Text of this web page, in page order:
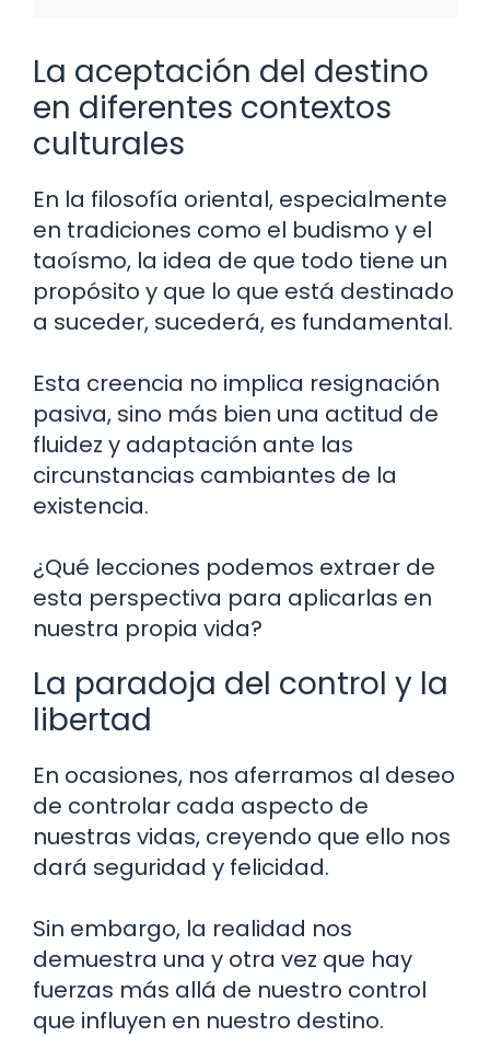
La aceptación del destino
en diferentes contextos
culturales
En la filosofía oriental, especialmente
en tradiciones como el budismo y el
taoísmo, la idea de que todo tiene un
propósito y que lo que está destinado
a suceder, sucederá, es fundamental.
Esta creencia no implica resignación
pasiva, sino más bien una actitud de
fluidez y adaptación ante las
circunstancias cambiantes de la
existencia.
¿Qué lecciones podemos extraer de
esta perspectiva para aplicarlas en
nuestra propia vida?
La paradoja del control y la
libertad
En ocasiones, nos aferramos al deseo
de controlar cada aspecto de
nuestras vidas, creyendo que ello nos
dará seguridad y felicidad.
Sin embargo, la realidad nos
demuestra una y otra vez que hay
fuerzas más allá de nuestro control
que influyen en nuestro destino.